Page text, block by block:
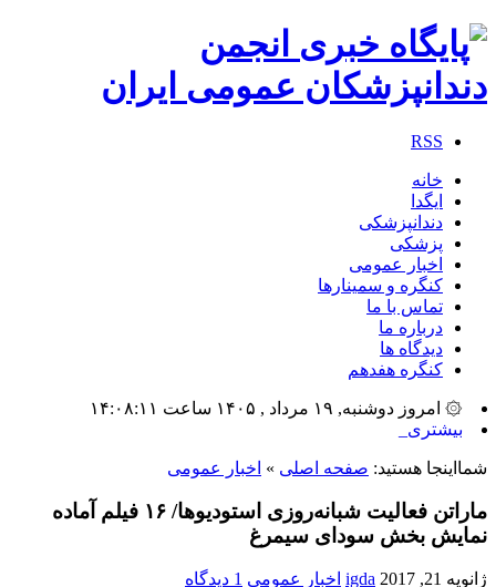
RSS
خانه
ایگدا
دندانپزشکی
پزشکی
اخبار عمومی
کنگره و سمینارها
تماس با ما
درباره ما
دیدگاه ها
کنگره هفدهم
۞ امروز دوشنبه, ۱۹ مرداد , ۱۴۰۵ ساعت ۱۴:۰۸:۱۱
بیشترین تعداد _
شمااینجا هستید: صفحه اصلی » اخبار عمومی
ماراتن فعالیت شبانه‌روزی استودیوها/ ۱۶ فیلم آماده
نمایش بخش سودای سیمرغ
ژانویه 21, 2017 igda اخبار عمومی 1 دیدگاه